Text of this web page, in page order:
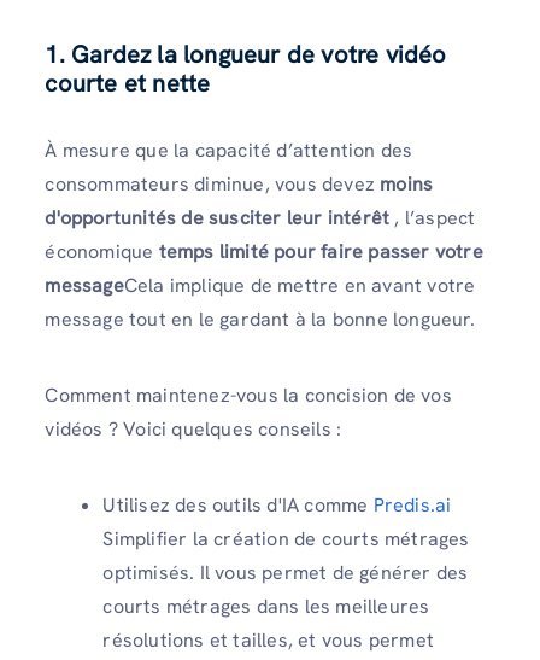
1. Gardez la longueur de votre vidéo
courte et nette
À mesure que la capacité d’attention des
consommateurs diminue, vous devez moins
d'opportunités de susciter leur intérêt , l’aspect
économique temps limité pour faire passer votre
messageCela implique de mettre en avant votre
message tout en le gardant à la bonne longueur.
Comment maintenez-vous la concision de vos
vidéos ? Voici quelques conseils :
Utilisez des outils d'IA comme Predis.ai
Simplifier la création de courts métrages
optimisés. Il vous permet de générer des
courts métrages dans les meilleures
résolutions et tailles, et vous permet